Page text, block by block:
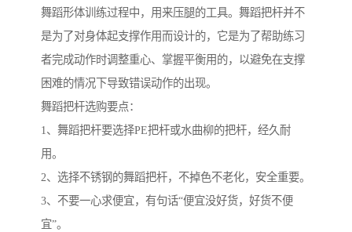
舞蹈形体训练过程中，用来压腿的工具。舞蹈把杆并不
是为了对身体起支撑作用而设计的，它是为了帮助练习
者完成动作时调整重心、掌握平衡用的，以避免在支撑
困难的情况下导致错误动作的出现。
舞蹈把杆选购要点：
1、舞蹈把杆要选择PE把杆或水曲柳的把杆，经久耐
用。
2、选择不锈钢的舞蹈把杆，不掉色不老化，安全重要。
3、不要一心求便宜，有句话“便宜没好货，好货不便
宜”。